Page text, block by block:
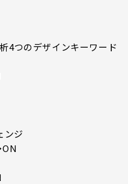
4つのデザインキーワード
ジ